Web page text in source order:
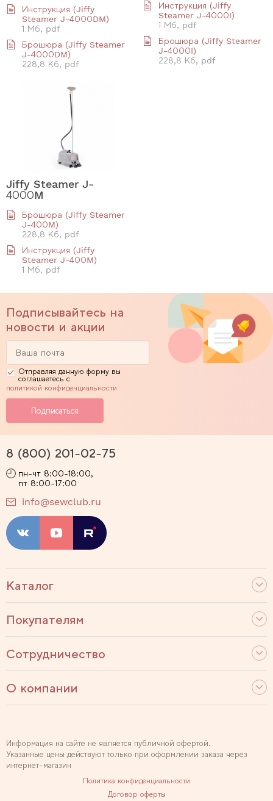
Инструкция (Jiffy
Steamer J-4000DM)
1 Мб, pdf
Брошюра (Jiffy Steamer
J-4000DM)
228,8 Кб, pdf
Инструкция (Jiffy
Steamer J-4000I)
1 Мб, pdf
Брошюра (Jiffy Steamer
J-4000I)
228,8 Кб, pdf
Jiffy Steamer J-
4000M
Брошюра (Jiffy Steamer
J-400M)
228,8 Кб, pdf
Инструкция (Jiffy
Steamer J-400M)
1 Мб, pdf
Подписывайтесь на
новости и акции
Отправляя данную форму вы
соглашаетесь с
политикой конфиденциальности
Каталог
Покупателям
Сотрудничество
О компании
8 (800) 201-02-75
пн-чт 8:00-18:00,
пт 8:00-17:00
info@sewclub.ru
Информация на сайте не является публичной офертой.
Указанные цены действуют только при оформлении заказа через
интернет-магазин
Политика конфиденциальности
Договор оферты